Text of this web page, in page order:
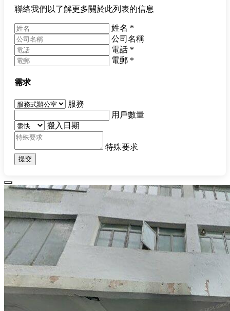
聯絡我們以了解更多關於此列表的信息
姓名 *
公司名稱
電話 *
電郵 *
需求
服務
用戶數量
搬入日期
特殊要求
提交